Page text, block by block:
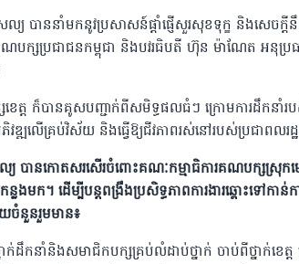
ល្យ បាននាំមកនូវប្រសាសន៍ផ្ដាំផ្ញើសួរសុខទុក្ខ និងសេចក្តី
បក្សប្រជាជនកម្ពុជា និងបវរធិបតី ហ៊ុន ម៉ាណែត អនុប្រ
េត្ត ក៏បានគូសបញ្ជាក់ពីសមិទ្ធផលធំៗ ក្រោមការដឹកនាំ
ភិវឌ្ឍលើគ្រប់វិស័យ និងធ្វើឱ្យជីវភាពរស់នៅរបស់ប្រជាពលរ
បានកោតសរសើរចំពោះគណៈកម្មាធិការគណបក្សស្រុក
ងមក។ ដើម្បីបន្តពង្រឹងប្រសិទ្ធភាពការងារឆ្ពោះទៅកា
ចំនួនរួមមាន៖
ាក់ដឹកនាំនិងសមាជិកបក្សគ្រប់លំដាប់ថ្នាក់ ចាប់ពីថ្នាក់ខេត្ត